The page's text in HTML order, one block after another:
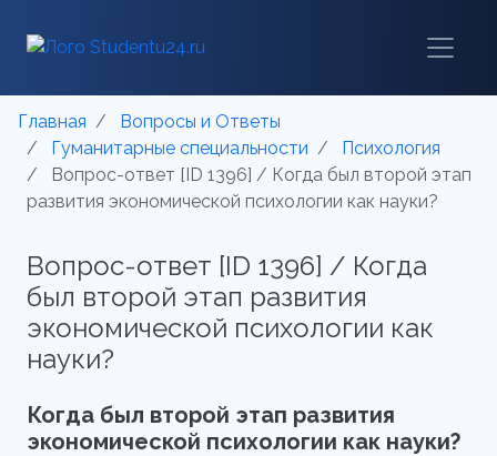
Главная
Вопросы и Ответы
Гуманитарные специальности
Психология
Вопрос-ответ [ID 1396] / Когда был второй этап
развития экономической психологии как науки?
Вопрос-ответ [ID 1396] / Когда
был второй этап развития
экономической психологии как
науки?
Когда был второй этап развития
экономической психологии как науки?